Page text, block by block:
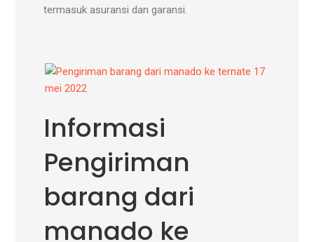
termasuk asuransi dan garansi.
Informasi
Pengiriman
barang dari
manado ke